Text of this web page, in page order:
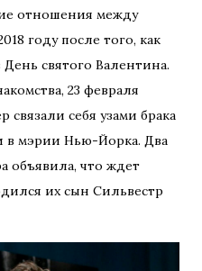
отношения между
году после того, как
святого Валентина.
23 февраля
связали себя узами брака
мэрии Нью-Йорка. Два
объявила, что ждет
их сын Сильвестр